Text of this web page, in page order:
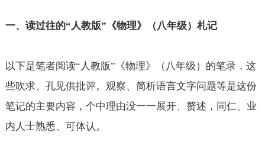
一、读过往的“人教版”《物理》（八年级）札记
以下是笔者阅读“人教版”《物理》（八年级）的笔录，这
些吹求、孔见供批评。观察、简析语言文字问题等是这份
笔记的主要内容，个中理由没一一展开、赘述，同仁、业
内人士熟悉、可体认。